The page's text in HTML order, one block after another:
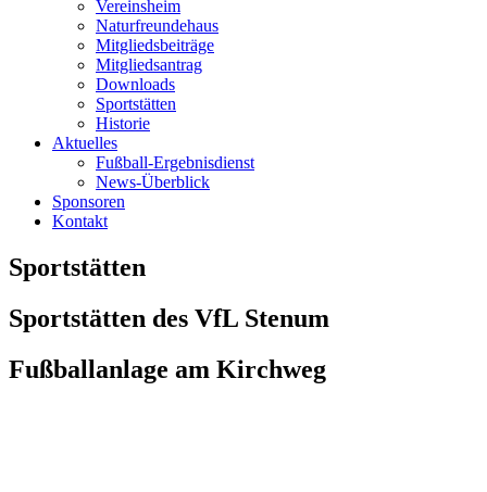
Vereinsheim
Naturfreundehaus
Mitgliedsbeiträge
Mitgliedsantrag
Downloads
Sportstätten
Historie
Aktuelles
Fußball-Ergebnisdienst
News-Überblick
Sponsoren
Kontakt
Sportstätten
Sportstätten des VfL Stenum
Fußballanlage am Kirchweg